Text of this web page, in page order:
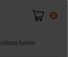
0
šunims